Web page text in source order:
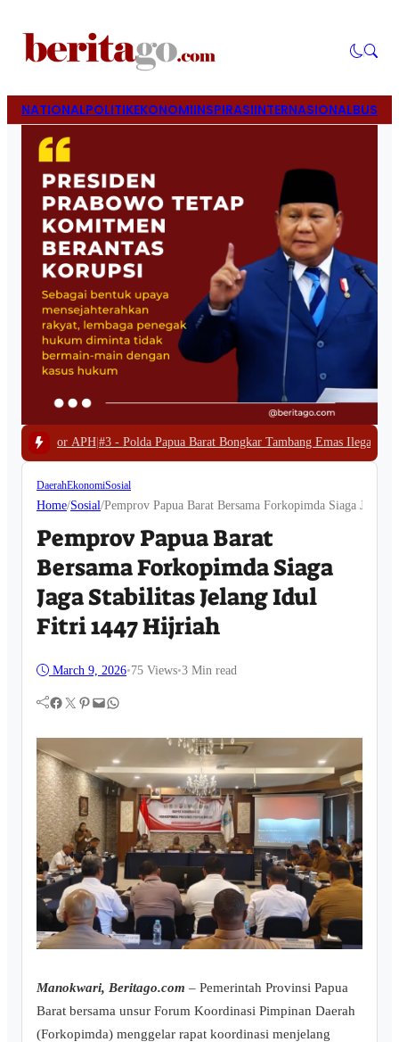
NATIONALPOLITIKEKONOMIINSPIRASIINTERNASIONAL
Papua Barat Bongkar Tambang Emas Ilegal di Waserawi, Enam
DaerahEkonomiSosial
Home/Sosial/Pemprov Papua Barat Bersama Forkopimda Siaga Jaga
Pemprov Papua Barat
Bersama Forkopimda Siaga
Jaga Stabilitas Jelang Idul
Fitri 1447 Hijriah
March 9, 2026•75 Views•3 Min read
Facebook Twitter Pinterest Mail WhatsApp
Manokwari, Beritago.com – Pemerintah Provinsi Papua
Barat bersama unsur Forum Koordinasi Pimpinan Daerah
(Forkopimda) menggelar rapat koordinasi menjelang